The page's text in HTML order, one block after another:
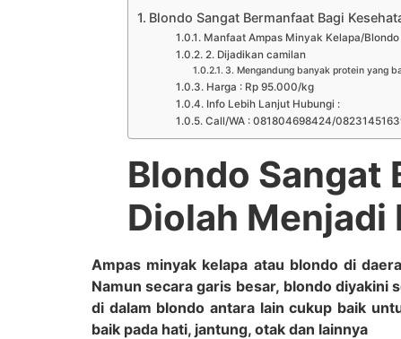
Blondo Sangat Bermanfaat Bagi
Manfaat Ampas Minyak Kelapa/Blondo
2. Dijadikan camilan
3. Mengandung banyak protein yang
Harga : Rp 95.000/kg
Info Lebih Lanjut Hubungi :
Call/WA : 081804698424/
Blondo Sangat
Diolah Menjadi
Ampas minyak kelapa atau blondo di
Namun secara garis besar, blondo diyakini
di dalam blondo antara lain cukup baik
baik pada hati, jantung, otak dan lainnya